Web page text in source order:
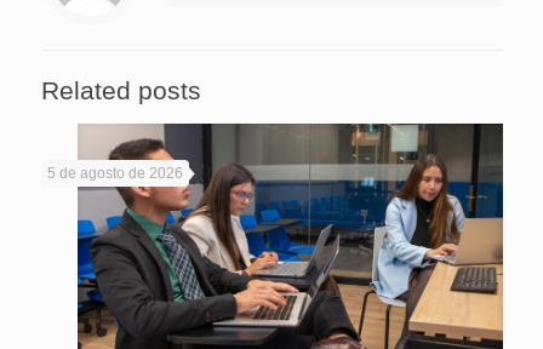
Related posts
5 de agosto de 2026